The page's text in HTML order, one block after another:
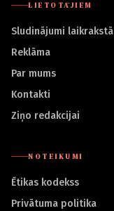
LIETOTĀJIEM
Sludinājumi laikrakstā
Reklāma
Par mums
Kontakti
Ziņo redakcijai
NOTEIKUMI
Ētikas kodekss
Privātuma politika